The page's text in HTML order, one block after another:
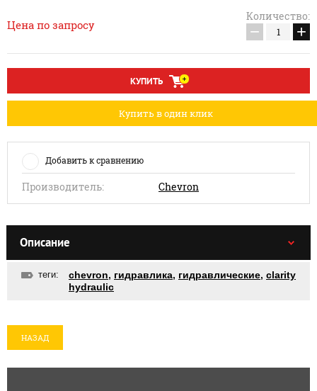
Цена по запросу
Количество:
− +
КУПИТЬ
Купить в один клик
Добавить к сравнению
Производитель: Сhevron
Описание
теги: chevron, гидравлика, гидравлические, clarity
hydraulic
НАЗАД